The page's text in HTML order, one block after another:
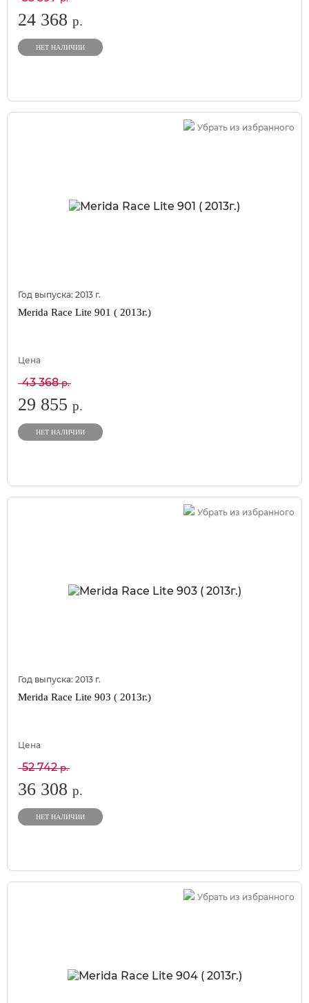
24 368 р.
НЕТ НАЛИЧИИ
Убрать из избранного
Год выпуска: 2013 г.
Merida Race Lite 901 ( 2013г.)
Цена
43 368р.
29 855 р.
НЕТ НАЛИЧИИ
Убрать из избранного
Год выпуска: 2013 г.
Merida Race Lite 903 ( 2013г.)
Цена
52 742р.
36 308 р.
НЕТ НАЛИЧИИ
Убрать из избранного